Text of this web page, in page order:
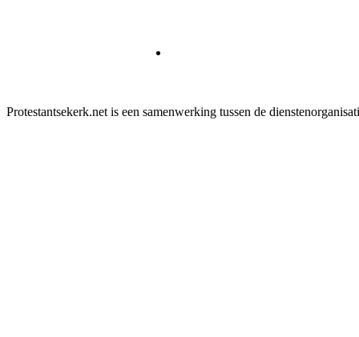
Protestantsekerk.net is een samenwerking tussen de